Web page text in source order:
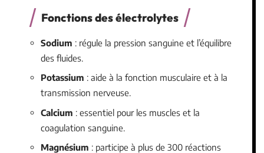
Fonctions des électrolytes
Sodium : régule la pression sanguine et l’équilibre
des fluides.
Potassium : aide à la fonction musculaire et à la
transmission nerveuse.
Calcium : essentiel pour les muscles et la
coagulation sanguine.
Magnésium : participe à plus de 300 réactions